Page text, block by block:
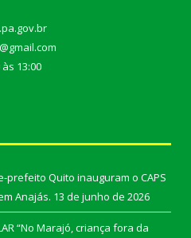
13:00
Quito inauguram o CAPS
Anajás. 13 de junho de 2026
“No Marajó, criança fora da